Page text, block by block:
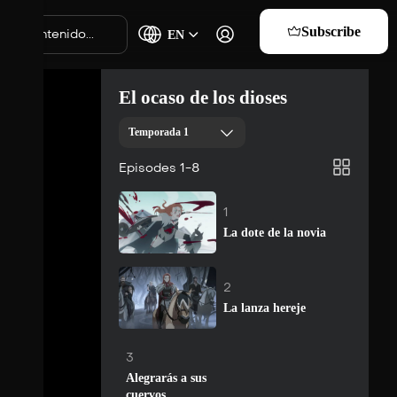
EN Subscribe
El ocaso de los dioses
Temporada 1
Episodes 1-8
1
La dote de la novia
2
La lanza hereje
Suscribirse
3
Alegrarás a sus